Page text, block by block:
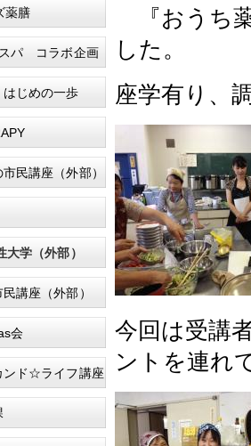
『おうち
した。
座学有り、
今回は受講
ントを連れ
薬膳
パ コラボ企画
じめの一歩
民講座（外部）
学（外部）
講座（外部）
会
ンド☆ライフ講座